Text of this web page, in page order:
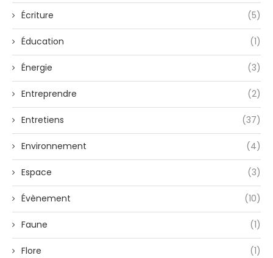
Écriture (5)
Éducation (1)
Énergie (3)
Entreprendre (2)
Entretiens (37)
Environnement (4)
Espace (3)
Évènement (10)
Faune (1)
Flore (1)